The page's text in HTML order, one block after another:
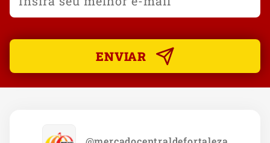
ENVIAR